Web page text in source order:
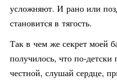
усложняют. И рано или
становится в тягость.
Так в чем же секрет моей
получилось, что по-детски
честной, слушай сердце,